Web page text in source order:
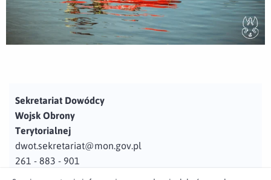
Sekretariat Dowódcy
Wojsk Obrony
Terytorialnej
dwot.sekretariat@mon.gov.pl
261 - 883 - 901